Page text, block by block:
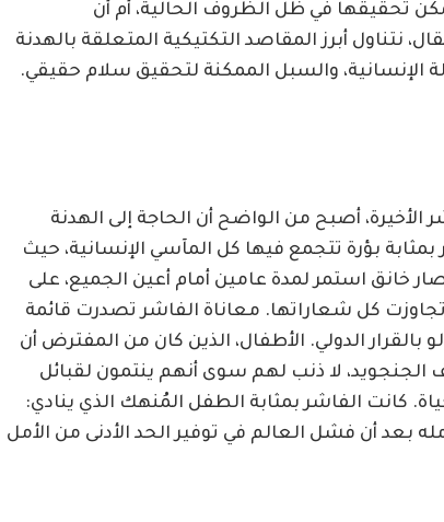
تحقيقها في ظل الظروف الحالية، أم أن
نتناول أبرز المقاصد التكتيكية المتعلقة بالهدنة
الإنسانية، والسبل الممكنة لتحقيق سلام حقيقي.
أصبح من الواضح أن الحاجة إلى الهدنة
بمثابة بؤرة تتجمع فيها كل المآسي الإنسانية، حيث
خانق استمر لمدة عامين أمام أعين الجميع، على
كل شعاراتها. معاناة الفاشر تصدرت قائمة
بالقرار الدولي. الأطفال، الذين كان من المفترض أن
الجنجويد، لا ذنب لهم سوى أنهم ينتمون لقبائل
كانت الفاشر بمثابة الطفل المُنهك الذي ينادي:
بعد أن فشل العالم في توفير الحد الأدنى من الأمل